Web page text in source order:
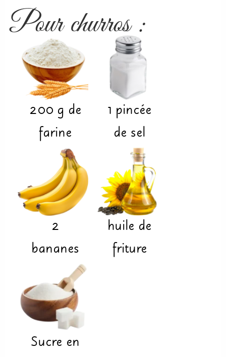
Pour churros :
200 g de
farine
1 pincée
de sel
2
bananes
huile de
friture
Sucre en